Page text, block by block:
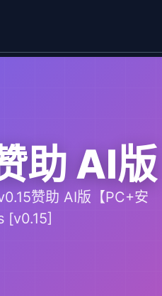
助 AI版
赞助 AI版【PC+安
[v0.15]